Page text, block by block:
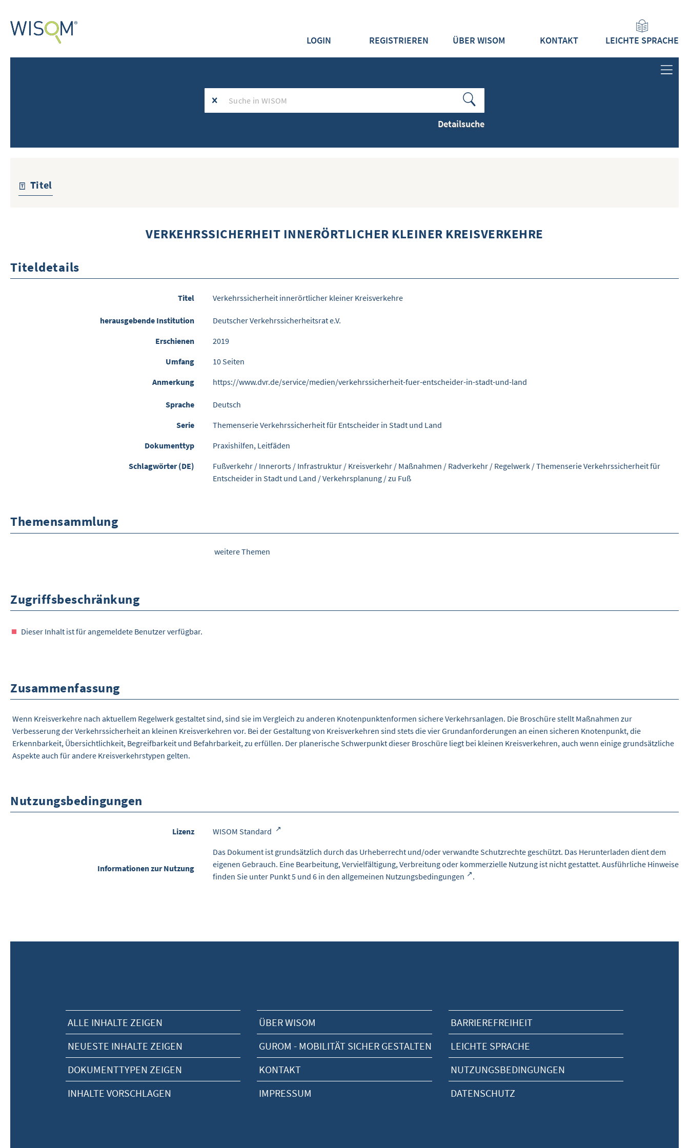
DETAILSUCHE
LOGIN REGISTRIEREN ÜBER WISOM KONTAKT LEICHTE SPRACHE
Detailsuche
Titel
VERKEHRSSICHERHEIT INNERÖRTLICHER KLEINER KREISVERKEHRE
Titeldetails
Titel Verkehrssicherheit innerörtlicher kleiner Kreisverkehre
herausgebende Institution
Deutscher Verkehrssicherheitsrat e.V.
Erschienen
2019
Umfang
10 Seiten
Anmerkung
https://www.dvr.de/service/medien/verkehrssicherheit-fuer-entscheider-in-stadt-und-land
Sprache
Deutsch
Serie
Themenserie Verkehrssicherheit für Entscheider in Stadt und Land
Dokumenttyp
Praxishilfen, Leitfäden
Schlagwörter (DE)
Fußverkehr / Innerorts / Infrastruktur / Kreisverkehr / Maßnahmen / Radverkehr / Regelwerk /Themenserie Verkehrssicherheit für
Entscheider in Stadt und Land /Verkehrsplanung /zu Fuß
Themensammlung
weitere Themen
Zugriffsbeschränkung
Dieser Inhalt ist für angemeldete Benutzer verfügbar.
Zusammenfassung
Wenn Kreisverkehre nach aktuellem Regelwerk gestaltet sind, sind sie im Vergleich zu anderen Knotenpunktenformen sichere Verkehrsanlagen. Die Broschüre stellt Maßnahmen zur
Verbesserung der Verkehrssicherheit an kleinen Kreisverkehren vor. Bei der Gestaltung von Kreisverkehren sind stets die vier Grundanforderungen an einen sicheren Knotenpunkt, die
Erkennbarkeit, Übersichtlichkeit, Begreifbarkeit und Befahrbarkeit, zu erfüllen. Der planerische Schwerpunkt dieser Broschüre liegt bei kleinen Kreisverkehren, auch wenn einige grundsätzliche
Aspekte auch für andere Kreisverkehrstypen gelten.
Nutzungsbedingungen
Lizenz WISOM Standard
Informationen zur Nutzung
Das Dokument ist grundsätzlich durch das Urheberrecht und/oder verwandte Schutzrechte geschützt. Das Herunterladen dient dem
eigenen Gebrauch. Eine Bearbeitung, Vervielfältigung, Verbreitung oder kommerzielle Nutzung ist nicht gestattet. Ausführliche Hinweise
finden Sie unter Punkt 5 und 6 in den allgemeinen Nutzungsbedingungen .
ALLE INHALTE ZEIGEN
NEUESTE INHALTE ZEIGEN
DOKUMENTTYPEN ZEIGEN
INHALTE VORSCHLAGEN
ÜBER WISOM
GUROM - MOBILITÄT SICHER GESTALTEN
KONTAKT
IMPRESSUM
BARRIEREFREIHEIT
LEICHTE SPRACHE
NUTZUNGSBEDINGUNGEN
DATENSCHUTZ